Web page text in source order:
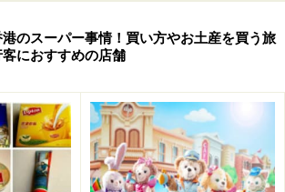
滿記甜品
港のスーパー事情！買い方やお土産を買う旅
客におすすめの店舗